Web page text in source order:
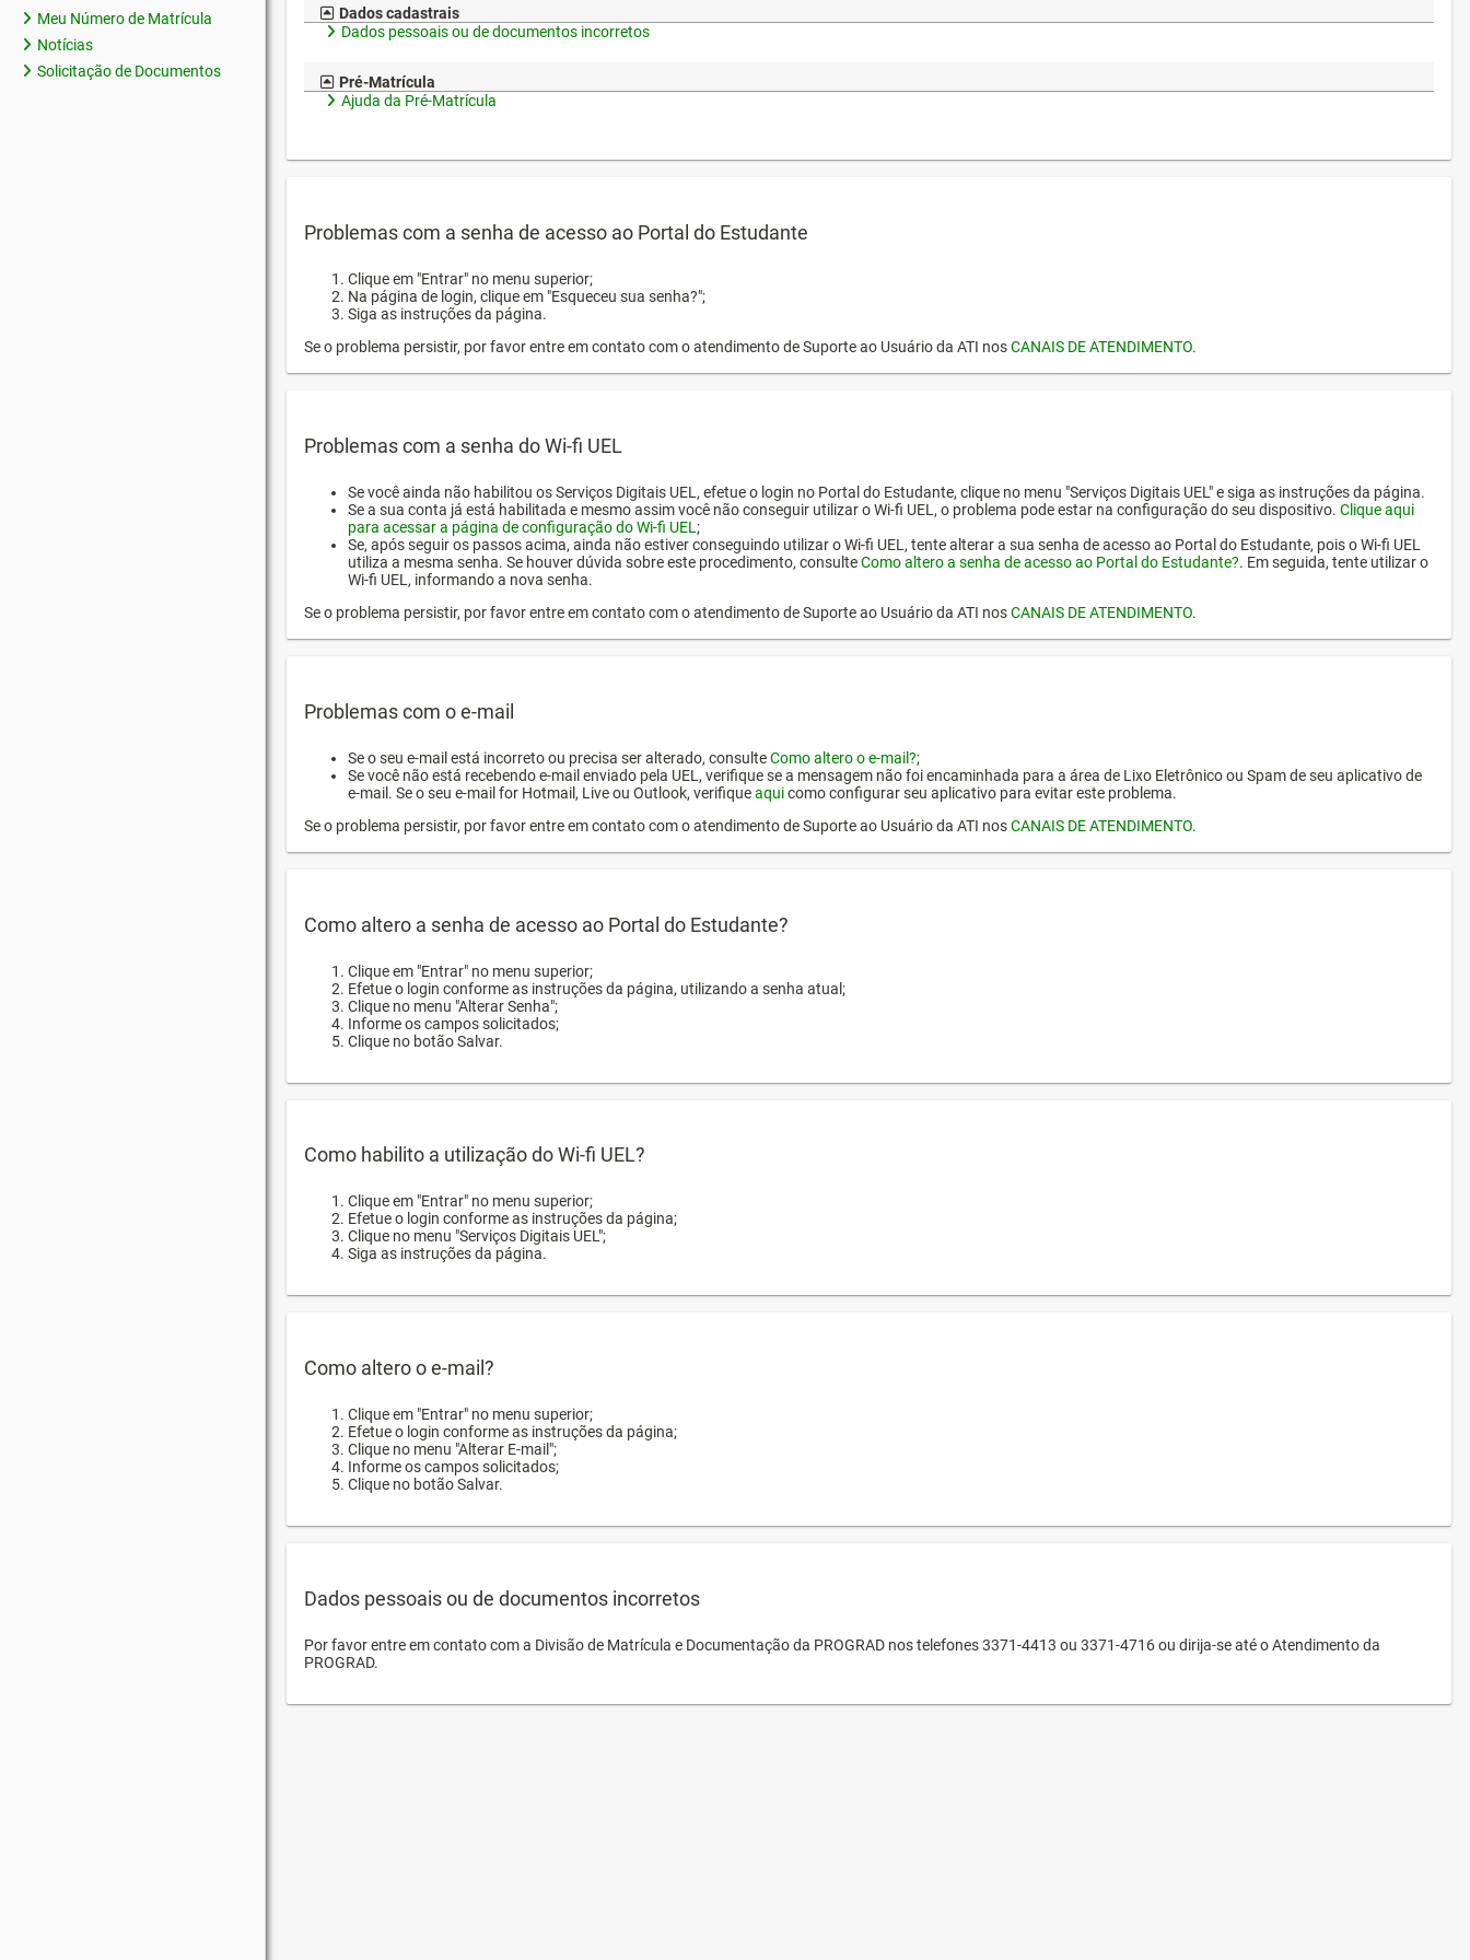
Meu Número de Matrícula
Notícias
Solicitação de Documentos
Dados cadastrais
Dados pessoais ou de documentos incorretos
Pré-Matrícula
Ajuda da Pré-Matrícula
Problemas com a senha de acesso ao Portal do Estudante
Clique em "Entrar" no menu superior;
Na página de login, clique em "Esqueceu sua senha?";
Siga as instruções da página.
Se o problema persistir, por favor entre em contato com o atendimento de Suporte ao Usuário da ATI nosCANAIS DE ATENDIMENTO.
Problemas com a senha do Wi-fi UEL
Se você ainda não habilitou os Serviços Digitais UEL, efetue o login no Portal do Estudante, clique no menu "Serviços Digitais UEL" e siga as instruções da página.
Se a sua conta já está habilitada e mesmo assim você não conseguir utilizar o Wi-fi UEL, o problema pode estar na configuração do seu dispositivo. Clique aqui
para acessar a página de configuração do Wi-fi UEL ;
Se, após seguir os passos acima, ainda não estiver conseguindo utilizar o Wi-fi UEL, tente alterar a sua senha de acesso ao Portal do Estudante, pois o Wi-fi UEL
utiliza a mesma senha. Se houver dúvida sobre este procedimento, consulteComo altero a senha de acesso ao Portal do Estudante?. Em seguida, tente utilizar o
Wi-fi UEL, informando a nova senha.
Se o problema persistir, por favor entre em contato com o atendimento de Suporte ao Usuário da ATI nosCANAIS DE ATENDIMENTO.
Problemas com o e-mail
Se o seu e-mail está incorreto ou precisa ser alterado, consulteComo altero o e-mail?;
Se você não está recebendo e-mail enviado pela UEL, verifique se a mensagem não foi encaminhada para a área de Lixo Eletrônico ou Spam de seu aplicativo de
e-mail. Se o seu e-mail for Hotmail, Live ou Outlook, verifiqueaquicomo configurar seu aplicativo para evitar este problema.
Se o problema persistir, por favor entre em contato com o atendimento de Suporte ao Usuário da ATI nosCANAIS DE ATENDIMENTO.
Como altero a senha de acesso ao Portal do Estudante?
Clique em "Entrar" no menu superior;
Efetue o login conforme as instruções da página, utilizando a senha atual;
Clique no menu "Alterar Senha";
Informe os campos solicitados;
Clique no botão Salvar.
Como habilito a utilização do Wi-fi UEL?
Clique em "Entrar" no menu superior;
Efetue o login conforme as instruções da página;
Clique no menu "Serviços Digitais UEL";
Siga as instruções da página.
Como altero o e-mail?
Clique em "Entrar" no menu superior;
Efetue o login conforme as instruções da página;
Clique no menu "Alterar E-mail";
Informe os campos solicitados;
Clique no botão Salvar.
Dados pessoais ou de documentos incorretos
Por favor entre em contato com a Divisão de Matrícula e Documentação da PROGRAD nos telefones 3371-4413 ou 3371-4716 ou dirija-se até o Atendimento da
PROGRAD.